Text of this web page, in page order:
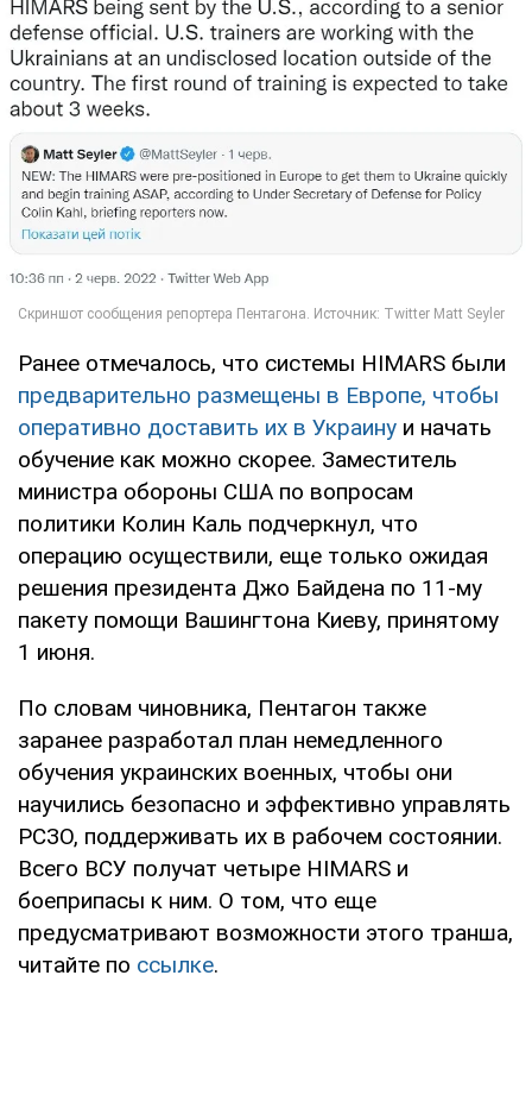
Ранее отмечалось, что системы HIMARS были
предварительно размещены в Европе, чтобы
оперативно доставить их в Украину и начать
обучение как можно скорее. Заместитель
министра обороны США по вопросам
политики Колин Каль подчеркнул, что
операцию осуществили, еще только ожидая
решения президента Джо Байдена по 11-му
пакету помощи Вашингтона Киеву, принятому
1 июня.
По словам чиновника, Пентагон также
заранее разработал план немедленного
обучения украинских военных, чтобы они
научились безопасно и эффективно управлять
РСЗО, поддерживать их в рабочем состоянии.
Всего ВСУ получат четыре HIMARS и
боеприпасы к ним. О том, что еще
предусматривают возможности этого транша,
читайте по ссылке.